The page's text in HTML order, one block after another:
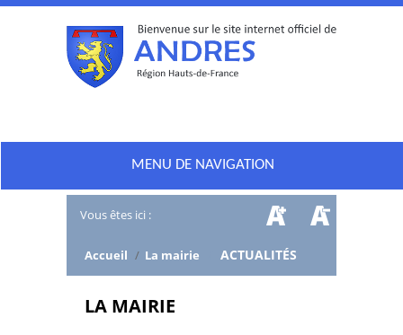
MENU DE NAVIGATION
Vous êtes ici :
Accueil / La mairie ACTUALITÉS
LA MAIRIE